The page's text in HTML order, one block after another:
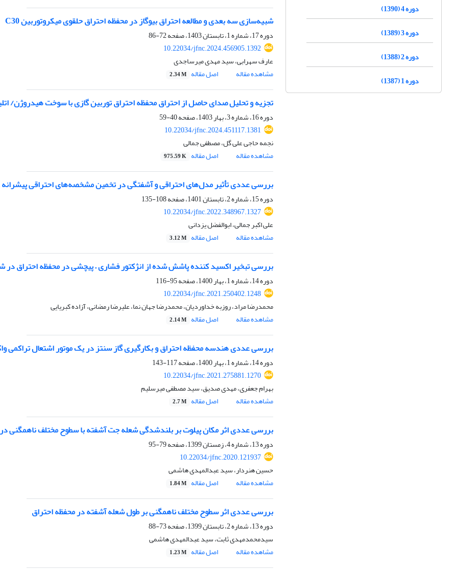
شبیه‌سازی سه بعدی و مطالعه احتراق بیوگاز در محفظه احتراق حلقوی میکروتوربین C30
دوره 17، شماره 1، تابستان 1403، صفحه
72-86
10.22034/jfnc.2024.456905.1392
عارف سهرابی، سید مهدی میرساجدی
مشاهده مقاله
اصل مقاله 2.34 M
تجزیه و تحلیل صدای حاصل از احتراق محفظه احتراق توربین گازی با سوخت هیدروژن/
دوره 16، شماره 3، بهار 1403، صفحه
40-59
10.22034/jfnc.2024.451117.1381
نجمه حاجی علی گل، مصطفی جمالی
مشاهده مقاله
اصل مقاله 975.59 K
بررسی عددی تأثیر مدل‌های احتراقی و آشفتگی در تخمین مشخصه‌های احتراقی
دوره 15، شماره 2، تابستان 1401، صفحه
108-135
10.22034/jfnc.2022.348967.1327
علی اکبر جمالی، ابوالفضل یزدانی
مشاهده مقاله
اصل مقاله 3.12 M
بررسی تبخیر اکسید کننده پاشش شده از انژکتور فشاری – پیچشی در محفظه احتراق در
دوره 14، شماره 1، بهار 1400، صفحه
95-116
10.22034/jfnc.2021.250402.1248
محمدرضا مراد، روزبه خداوردیان، محمدرضا جهان نما، علیرضا رمضانی، آزاده کبریایی
مشاهده مقاله
اصل مقاله 2.14 M
بررسی عددی هندسه محفظه احتراق و بکارگیری گاز سنتز در یک موتور اشتعال تراکمی
دوره 14، شماره 1، بهار 1400، صفحه
117-143
10.22034/jfnc.2021.275881.1270
بهرام جعفری، مهدی صدیق، سید مصطفی میرسلیم
مشاهده مقاله
اصل مقاله 2.7 M
بررسی عددی اثر مکان پیلوت بر بلندشدگی شعله جت آشفته با سطوح مختلف ناهمگنی
دوره 13، شماره 4، زمستان 1399، صفحه
79-95
10.22034/jfnc.2020.121937
حسین هنردار، سید عبدالمهدی هاشمی
مشاهده مقاله
اصل مقاله 1.84 M
بررسی عددی اثر سطوح مختلف ناهمگنی بر طول شعله آشفته در محفظه احتراق
دوره 13، شماره 2، تابستان 1399، صفحه
73-88
سیدمحمدمهدی ثابت، سید عبدالمهدی هاشمی
مشاهده مقاله
اصل مقاله 1.23 M
دوره 4 (1390)
دوره 3 (1389)
دوره 2 (1388)
دوره 1 (1387)